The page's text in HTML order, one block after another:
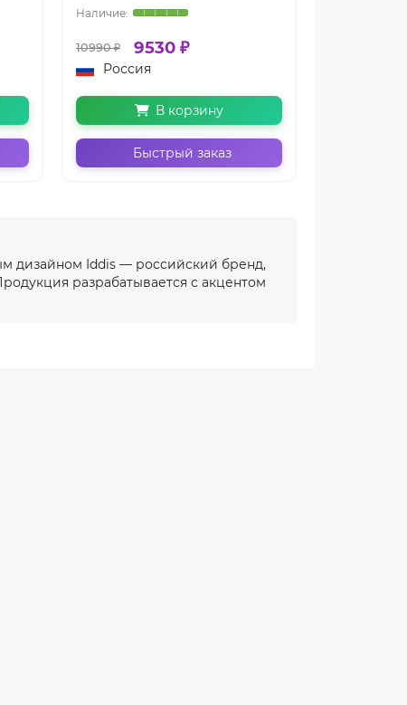
10990 ₽ 9530 ₽
Россия
В корзину
Быстрый заказ
дизайном Iddis — российский бренд,
разрабатывается с акцентом